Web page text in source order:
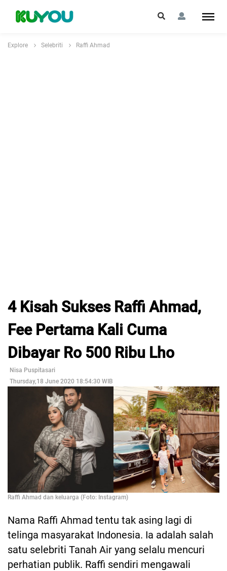
Explore Selebriti Raffi Ahmad
4 Kisah Sukses Raffi Ahmad,
Fee Pertama Kali Cuma
Dibayar Ro 500 Ribu Lho
Nisa Puspitasari
Thursday,18 June 2020 18:54:30 WIB
Raffi Ahmad dan keluarga (Foto: Instagram)
Nama Raffi Ahmad tentu tak asing lagi di
telinga masyarakat Indonesia. Ia adalah salah
satu selebriti Tanah Air yang selalu mencuri
perhatian publik. Raffi sendiri mengawali